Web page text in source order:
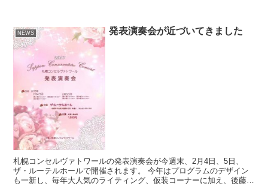
NEWS 発表演奏会が近づいてきました
札幌コンセルヴァトワールの発表演奏会が今週末、2月4日、5日、
ザ・ルーテルホールで開催されます。 今年はプログラムのデザイン
も一新し、毎年大人気のライティング、仮装コーナーに加え、後藤絵